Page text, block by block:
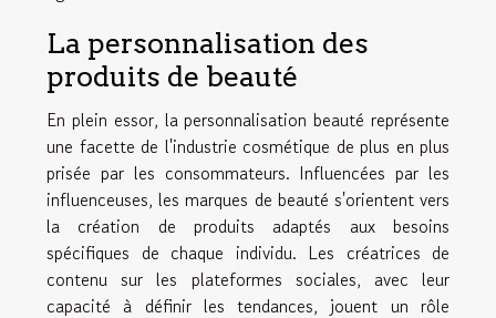
La personnalisation des
produits de beauté
En plein essor, la personnalisation beauté représente
une facette de l'industrie cosmétique de plus en plus
prisée par les consommateurs. Influencées par les
influenceuses, les marques de beauté s'orientent vers
la création de produits adaptés aux besoins
spécifiques de chaque individu. Les créatrices de
contenu sur les plateformes sociales, avec leur
capacité à définir les tendances, jouent un rôle